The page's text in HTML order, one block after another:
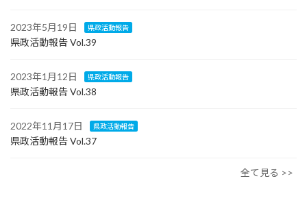
2023年5月19日 県政活動報告
県政活動報告 Vol.39
2023年1月12日 県政活動報告
県政活動報告 Vol.38
2022年11月17日 県政活動報告
県政活動報告 Vol.37
全て見る >>